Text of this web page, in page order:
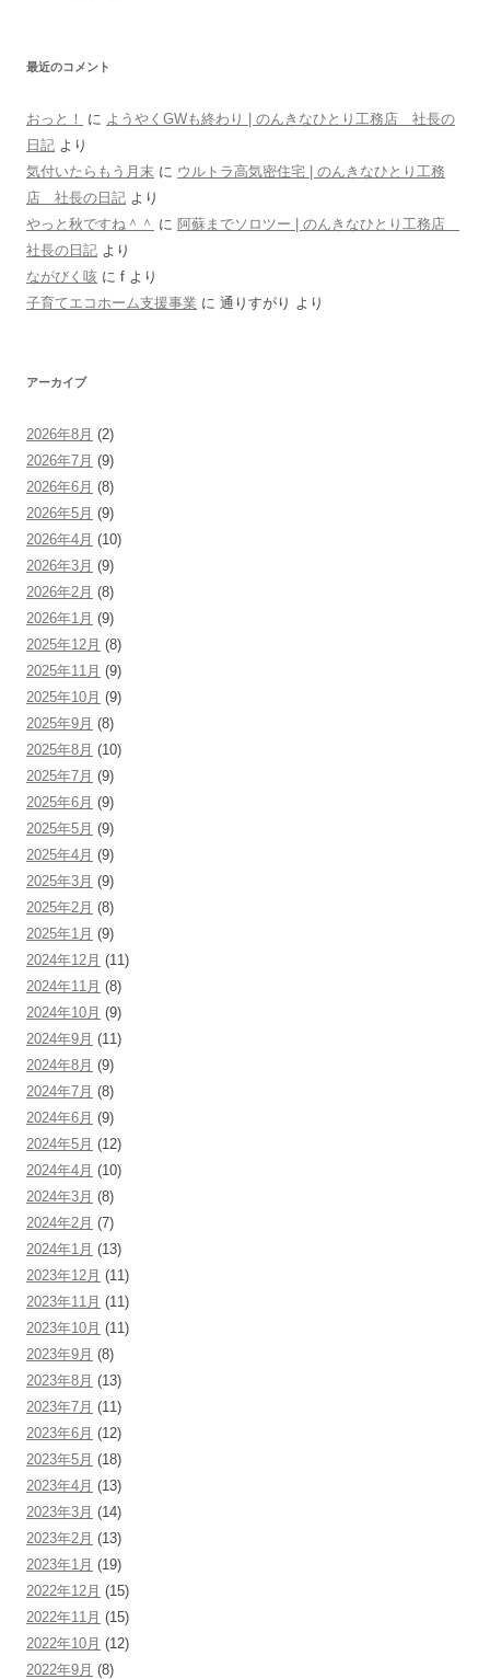
最近のコメント
おっと！ に ようやくGWも終わり | のんきなひとり工務店 社長の
日記 より
気付いたらもう月末 に ウルトラ高気密住宅 | のんきなひとり工務
店 社長の日記 より
やっと秋ですね＾＾ に 阿蘇までソロツー | のんきなひとり工務店
社長の日記 より
ながびく咳 に f より
子育てエコホーム支援事業 に 通りすがり より
アーカイブ
2026年8月 (2)
2026年7月 (9)
2026年6月 (8)
2026年5月 (9)
2026年4月 (10)
2026年3月 (9)
2026年2月 (8)
2026年1月 (9)
2025年12月 (8)
2025年11月 (9)
2025年10月 (9)
2025年9月 (8)
2025年8月 (10)
2025年7月 (9)
2025年6月 (9)
2025年5月 (9)
2025年4月 (9)
2025年3月 (9)
2025年2月 (8)
2025年1月 (9)
2024年12月 (11)
2024年11月 (8)
2024年10月 (9)
2024年9月 (11)
2024年8月 (9)
2024年7月 (8)
2024年6月 (9)
2024年5月 (12)
2024年4月 (10)
2024年3月 (8)
2024年2月 (7)
2024年1月 (13)
2023年12月 (11)
2023年11月 (11)
2023年10月 (11)
2023年9月 (8)
2023年8月 (13)
2023年7月 (11)
2023年6月 (12)
2023年5月 (18)
2023年4月 (13)
2023年3月 (14)
2023年2月 (13)
2023年1月 (19)
2022年12月 (15)
2022年11月 (15)
2022年10月 (12)
2022年9月 (8)